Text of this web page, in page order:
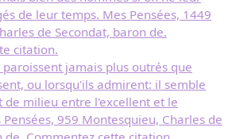
de leur temps. Mes Pensées, 1449
de Secondat, baron de.
citation.
jamais plus outrés que
ou lorsqu'ils admirent: il semble
de milieu entre l'excellent et le
959 Montesquieu, Charles de